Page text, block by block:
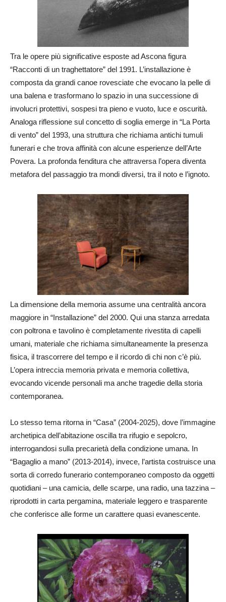
Tra le opere più significative esposte ad Ascona figura
“Racconti di un traghettatore” del 1991. L’installazione è
composta da grandi canoe rovesciate che evocano la pelle di
una balena e trasformano lo spazio in una successione di
involucri protettivi, sospesi tra pieno e vuoto, luce e oscurità.
Analoga riflessione sul concetto di soglia emerge in “La Porta
di vento” del 1993, una struttura che richiama antichi tumuli
funerari e che trova affinità con alcune esperienze dell’Arte
Povera. La profonda fenditura che attraversa l’opera diventa
metafora del passaggio tra mondi diversi, tra il noto e l’ignoto.
La dimensione della memoria assume una centralità ancora
maggiore in “Installazione” del 2000. Qui una stanza arredata
con poltrona e tavolino è completamente rivestita di capelli
umani, materiale che richiama simultaneamente la presenza
fisica, il trascorrere del tempo e il ricordo di chi non c’è più.
L’opera intreccia memoria privata e memoria collettiva,
evocando vicende personali ma anche tragedie della storia
contemporanea.
Lo stesso tema ritorna in “Casa” (2004-2025), dove l’immagine
archetipica dell’abitazione oscilla tra rifugio e sepolcro,
interrogandosi sulla precarietà della condizione umana. In
“Bagaglio a mano” (2013-2014), invece, l’artista costruisce una
sorta di corredo funerario contemporaneo composto da oggetti
quotidiani – una camicia, delle scarpe, una radio, una tazzina –
riprodotti in carta pergamina, materiale leggero e trasparente
che conferisce alle forme un carattere quasi evanescente.